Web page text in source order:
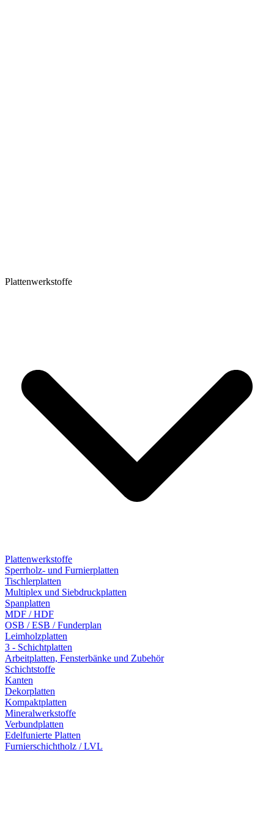
Plattenwerkstoffe
Plattenwerkstoffe
Sperrholz- und Furnierplatten
Tischlerplatten
Multiplex und Siebdruckplatten
Spanplatten
MDF / HDF
OSB / ESB / Funderplan
Leimholzplatten
3 - Schichtplatten
Arbeitplatten, Fensterbänke und Zubehör
Schichtstoffe
Kanten
Dekorplatten
Kompaktplatten
Mineralwerkstoffe
Verbundplatten
Edelfunierte Platten
Furnierschichtholz / LVL